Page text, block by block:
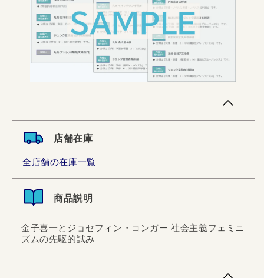
店舗在庫
全店舗の在庫一覧
商品説明
金子喜一とジョセフィン・コンガー 社会主義フェミニ
ズムの先駆的試み